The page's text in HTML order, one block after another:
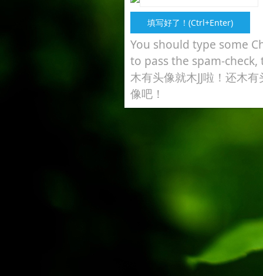
You should type some
to pass the spam-
木有头像就木JJ啦！还木
像吧！